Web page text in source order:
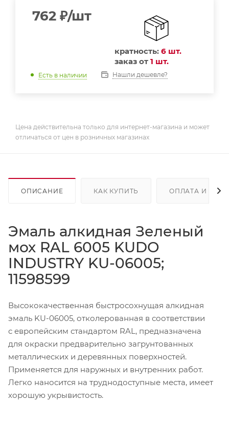
762 ₽/шт
кратность: 6 шт.
заказ от 1 шт.
Есть в наличии Нашли дешевле?
Цена действительна только для интернет-магазина и может
отличаться от цен в розничных магазинах
ОПИСАНИЕ КАК КУПИТЬ ОПЛАТА И
Эмаль алкидная Зеленый
мох RAL 6005 KUDO
INDUSTRY KU-06005;
11598599
Высококачественная быстросохнущая алкидная
эмаль KU-06005, отколерованная в соответствии
с европейским стандартом RAL, предназначена
для окраски предварительно загрунтованных
металлических и деревянных поверхностей.
Применяется для наружных и внутренних работ.
Легко наносится на труднодоступные места, имеет
хорошую укрывистость.